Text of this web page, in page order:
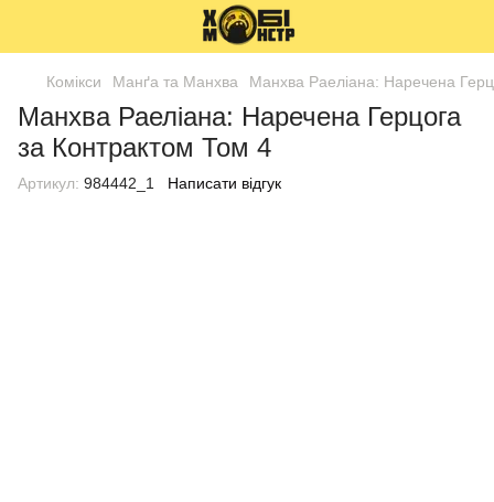
Комікси Манґа та Манхва Манхва Раеліана: Наречена
Манхва Раеліана: Наречена Герцога
за Контрактом Том 4
Артикул: 984442_1 Написати відгук